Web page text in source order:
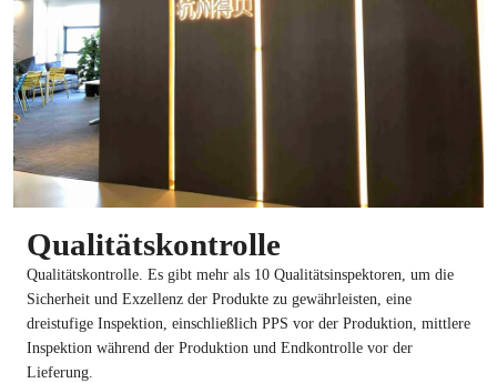
Qualitätskontrolle
Qualitätskontrolle. Es gibt mehr als 10 Qualitätsinspektoren, um die
Sicherheit und Exzellenz der Produkte zu gewährleisten, eine
dreistufige Inspektion, einschließlich PPS vor der Produktion, mittlere
Inspektion während der Produktion und Endkontrolle vor der
Lieferung.